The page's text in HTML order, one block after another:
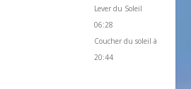
Lever du Soleil
06:28
Coucher du soleil à
20:44